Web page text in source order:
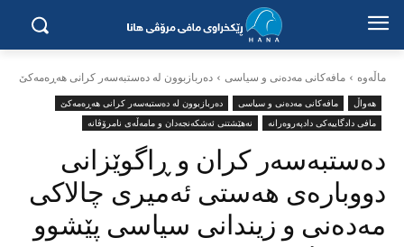
ماڵه‌وه‌ مافەکانی مەدەنی و سیاسی دەربازبوون لە دەستبەسەر کرانی هەڕەمەکێ
هەواڵ مافەکانی مەدەنی و سیاسی
دەربازبوون لە دەستبەسەر کرانی هەڕەمەکێ
مافی دادگاییەکی دادپەروەرانە
نەهێشتنی ئەشکەنجەدان و مامەڵەی نامرۆڤانە
دەستبەسەر کران و ڕاگوێزانی
دووبارەی هەستی ئەمیری چالاکی
مەدەنی و زیندانی سیاسی پێشوو